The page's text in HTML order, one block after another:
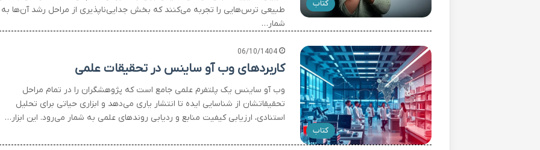
کتاب
طبیعی ترس‌هایی را تجربه می‌کنند که بخش جدایی‌ناپذیری از مراحل رشد آن‌ها به
شمار…
کتاب
06/10/1404
کاربردهای وب آو ساینس در تحقیقات علمی
وب آو ساینس یک پلتفرم علمی جامع است که پژوهشگران را در تمام مراحل
تحقیقاتشان از شناسایی ایده تا انتشار یاری می‌دهد و ابزاری حیاتی برای تحلیل
استنادی، ارزیابی کیفیت منابع و ردیابی روندهای علمی به شمار می‌رود. این ابزار…